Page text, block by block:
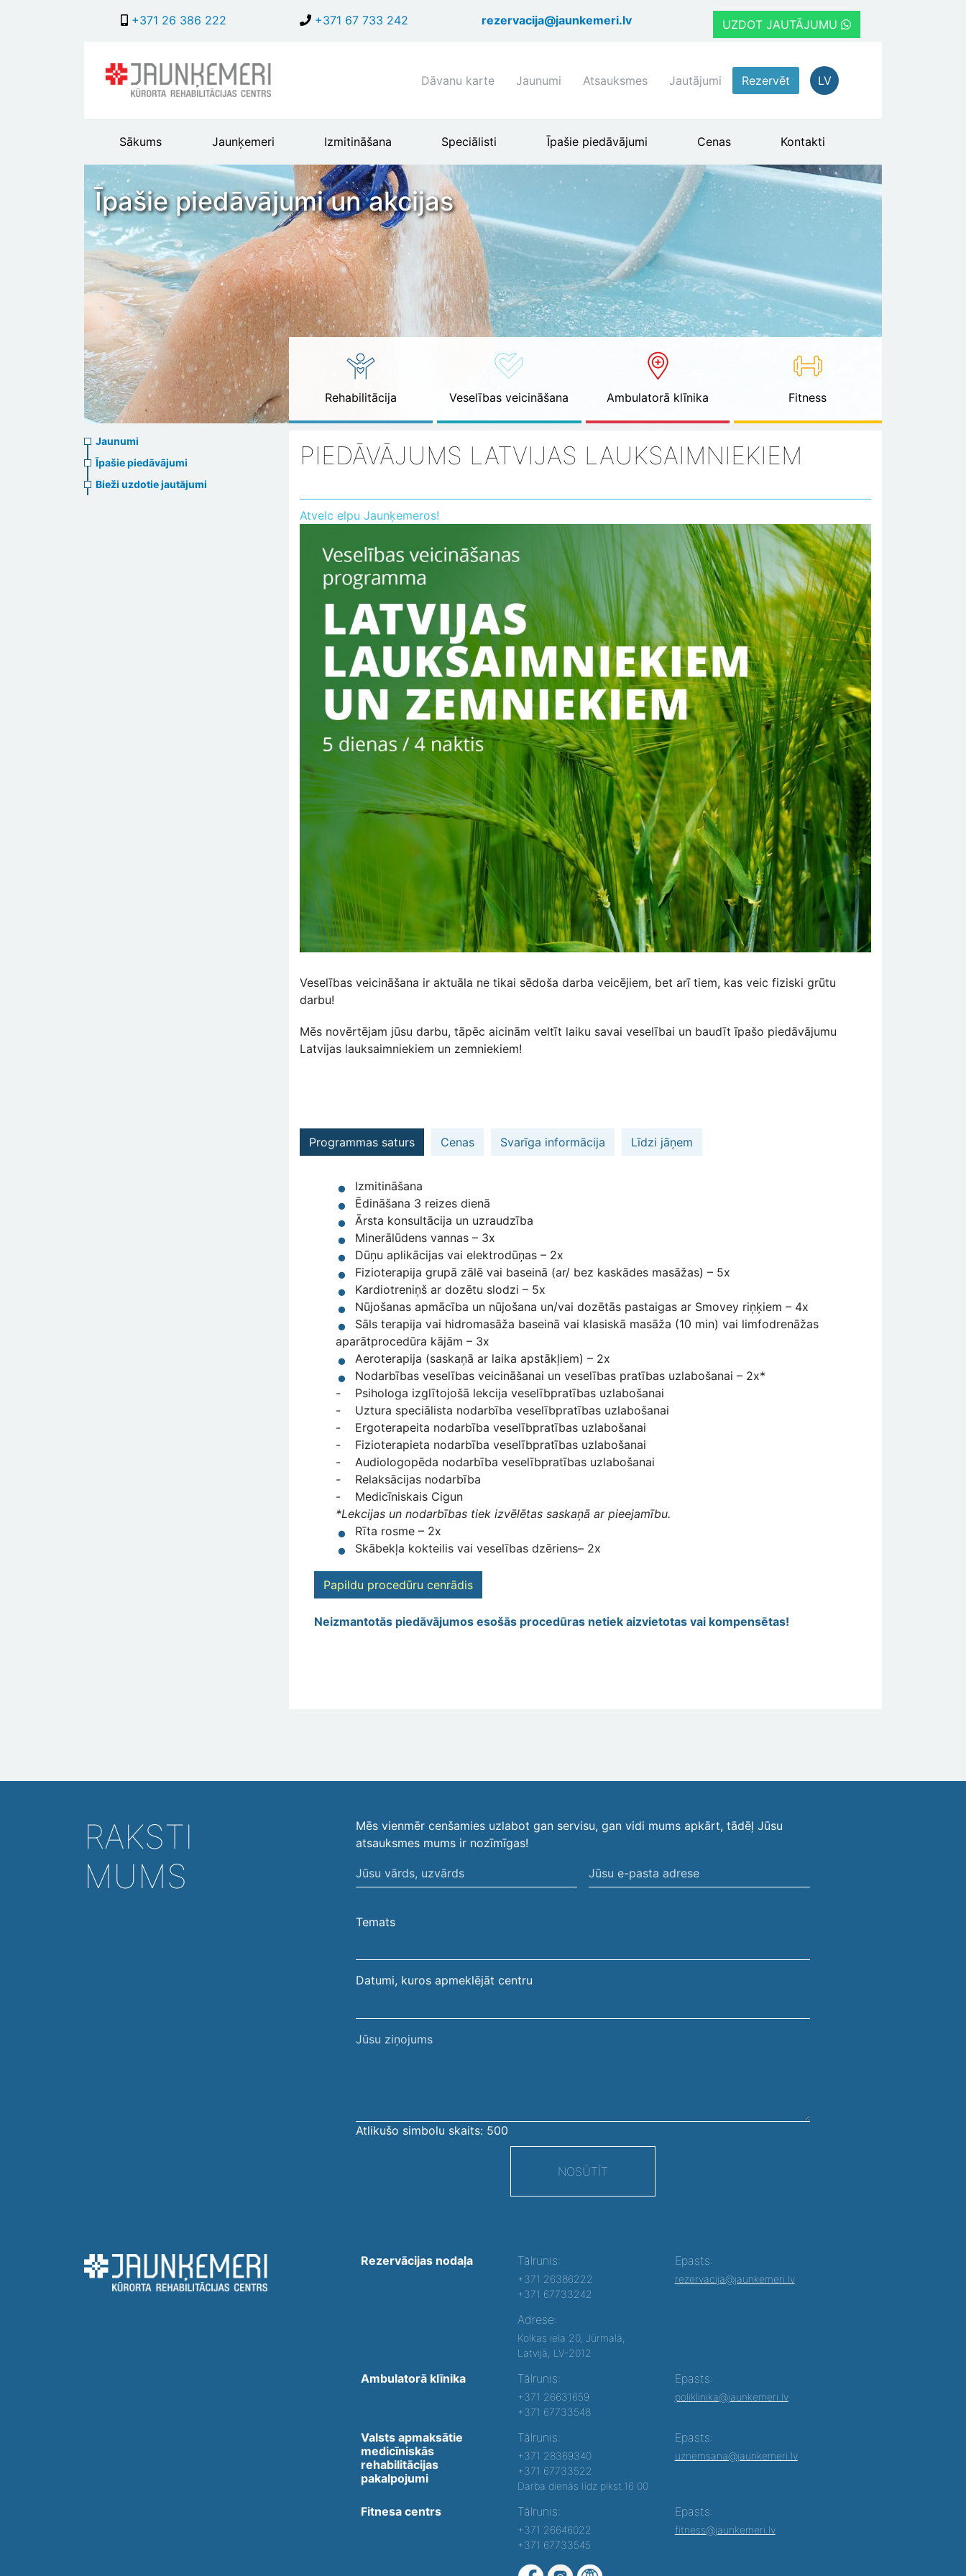
uz
+371 26 386 222 +371 67 733 242 rezervacija@jaunkemeri.lv UZDOT JAUTĀJUMU
Shortcuts
menu
Dāvanu karte Jaunumi Atsauksmes Jautājumi Rezervēt LV
Main
header
menu
Sākums Jaunķemeri Izmitināšana Speciālisti Īpašie piedāvājumi Cenas Kontakti
Īpašie piedāvājumi un akcijas
Rehabilitācija Veselības veicināšana Ambulatorā klīnika Fitness
News
menu
Jaunumi
Īpašie piedāvājumi
Bieži uzdotie jautājumi
PIEDĀVĀJUMS LATVIJAS LAUKSAIMNIEKIEM
Atvelc elpu Jaunķemeros!
Veselības veicināšana ir aktuāla ne tikai sēdoša darba veicējiem, bet arī tiem, kas veic fiziski grūtu
darbu!
Mēs novērtējam jūsu darbu, tāpēc aicinām veltīt laiku savai veselībai un baudīt īpašo piedāvājumu
Latvijas lauksaimniekiem un zemniekiem!
Programmas saturs Cenas Svarīga informācija Līdzi jāņem
Izmitināšana
Ēdināšana 3 reizes dienā
Ārsta konsultācija un uzraudzība
Minerālūdens vannas – 3x
Dūņu aplikācijas vai elektrodūņas – 2x
Fizioterapija grupā zālē vai baseinā (ar/ bez kaskādes masāžas) – 5x
Kardiotreniņš ar dozētu slodzi – 5x
Nūjošanas apmācība un nūjošana un/vai dozētās pastaigas ar Smovey riņķiem – 4x
Sāls terapija vai hidromasāža baseinā vai klasiskā masāža (10 min) vai limfodrenāžas
aparātprocedūra kājām – 3x
Aeroterapija (saskaņā ar laika apstākļiem) – 2x
Nodarbības veselības veicināšanai un veselības pratības uzlabošanai – 2x*
- Psihologa izglītojošā lekcija veselībpratības uzlabošanai
- Uztura speciālista nodarbība veselībpratības uzlabošanai
- Ergoterapeita nodarbība veselībpratības uzlabošanai
- Fizioterapieta nodarbība veselībpratības uzlabošanai
- Audiologopēda nodarbība veselībpratības uzlabošanai
- Relaksācijas nodarbība
- Medicīniskais Cigun
*Lekcijas un nodarbības tiek izvēlētas saskaņā ar pieejamību.
Rīta rosme – 2x
Skābekļa kokteilis vai veselības dzēriens– 2x
Papildu procedūru cenrādis
Neizmantotās piedāvājumos esošās procedūras netiek aizvietotas vai kompensētas!
RAKSTI
MUMS
Mēs vienmēr cenšamies uzlabot gan servisu, gan vidi mums apkārt, tādēļ Jūsu
atsauksmes mums ir nozīmīgas!
Jūsu
vārds,
Jūsu
e-
Temats
Datumi, kuros apmeklējāt centru
Jūsu
Atlikušo simbolu skaits: 500
NOSŪTĪT
Rezervācijas nodaļa Tālrunis:
+371 26386222
+371 67733242
Adrese:
Kolkas iela 20, Jūrmalā,
Latvijā, LV-2012
Epasts:
rezervacija@jaunkemeri.lv
Ambulatorā klīnika Tālrunis:
+371 26631659
+371 67733548
Epasts:
poliklinika@jaunkemeri.lv
Valsts apmaksātie
medicīniskās
rehabilitācijas
pakalpojumi
Tālrunis:
+371 28369340
+371 67733522
Darba dienās līdz plkst.16:00
Epasts:
uznemsana@jaunkemeri.lv
Fitnesa centrs Tālrunis:
+371 26646022
+371 67733545
Epasts:
fitness@jaunkemeri.lv